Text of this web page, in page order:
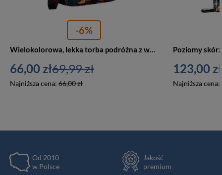
-6%
Wielokolorowa, lekka torba podróżna z wytrzymałego poliestru z portem USB - Rovicky
66,00 zł
Najniższa cena: 66,00 zł
69,99 zł 123,00 zł
Najniższa cena:
Od 2010
w Polsce
Jakość
premium